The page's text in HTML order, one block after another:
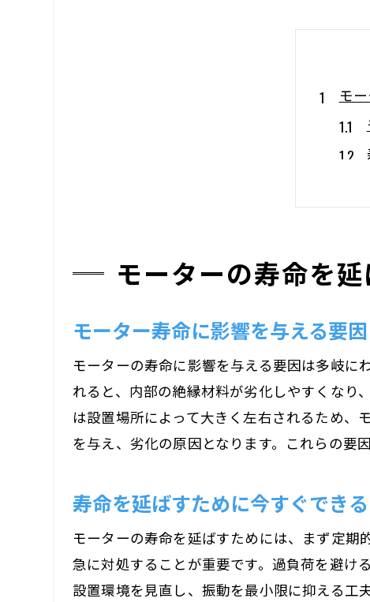
モ
運
モーターの寿命を
モーター寿命に影響を与える要
モーターの寿命に影響を与える要因は多岐に
れると、内部の絶縁材料が劣化しやすくなり
は設置場所によって大きく左右されるため、
を与え、劣化の原因となります。これらの要
寿命を延ばすために今すぐでき
モーターの寿命を延ばすためには、まず定
急に対処することが重要です。過負荷を避け
設置環境を見直し、振動を最小限に抑える工